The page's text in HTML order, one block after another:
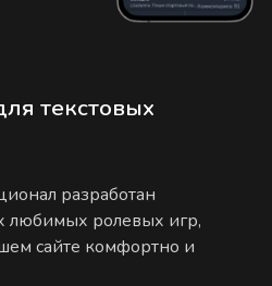
текстовых
разработан
любимых ролевых игр,
сайте комфортно и